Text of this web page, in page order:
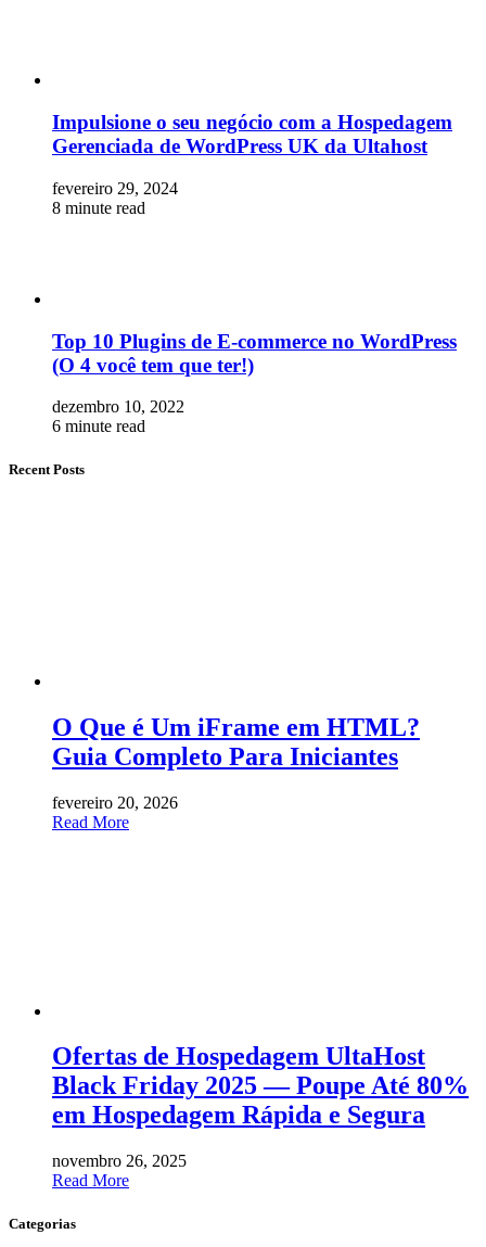
Impulsione o seu negócio com a Hospedagem
Gerenciada de WordPress UK da Ultahost
fevereiro 29, 2024
8 minute read
Top 10 Plugins de E-commerce no WordPress
(O 4 você tem que ter!)
dezembro 10, 2022
6 minute read
Recent Posts
O Que é Um iFrame em HTML?
Guia Completo Para Iniciantes
fevereiro 20, 2026
Read More
Ofertas de Hospedagem UltaHost
Black Friday 2025 — Poupe Até 80%
em Hospedagem Rápida e Segura
novembro 26, 2025
Read More
Categorias